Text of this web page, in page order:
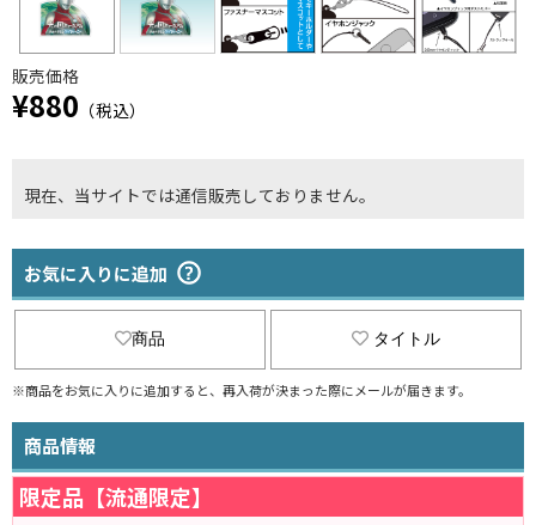
販売価格
¥880 （税込）
現在、当サイトでは通信販売しておりません。
お気に入りに追加
商品 タイトル
※商品をお気に入りに追加すると、再入荷が決まった際にメールが届きます。
商品情報
限定品【流通限定】